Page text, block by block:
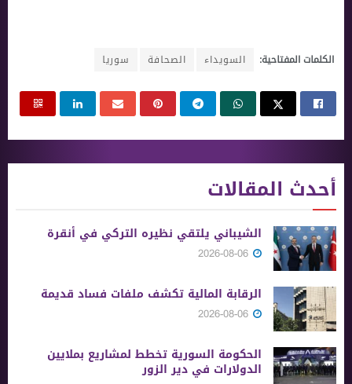
الكلمات المفتاحية: السويداء الصحافة سوريا
أحدث المقالات
الشيباني يلتقي نظيره التركي في أنقرة
الرقابة المالية تكشف ملفات فساد قديمة
الحكومة السورية تخطط لمشاريع بملايين
الدولارات في دير الزور